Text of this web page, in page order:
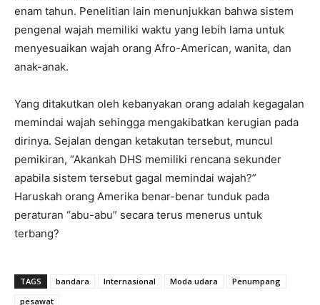
enam tahun. Penelitian lain menunjukkan bahwa sistem
pengenal wajah memiliki waktu yang lebih lama untuk
menyesuaikan wajah orang Afro-American, wanita, dan
anak-anak.
Yang ditakutkan oleh kebanyakan orang adalah kegagalan
memindai wajah sehingga mengakibatkan kerugian pada
dirinya. Sejalan dengan ketakutan tersebut, muncul
pemikiran, “Akankah DHS memiliki rencana sekunder
apabila sistem tersebut gagal memindai wajah?”
Haruskah orang Amerika benar-benar tunduk pada
peraturan “abu-abu” secara terus menerus untuk
terbang?
TAGS bandara Internasional Moda udara
Penumpang
pesawat